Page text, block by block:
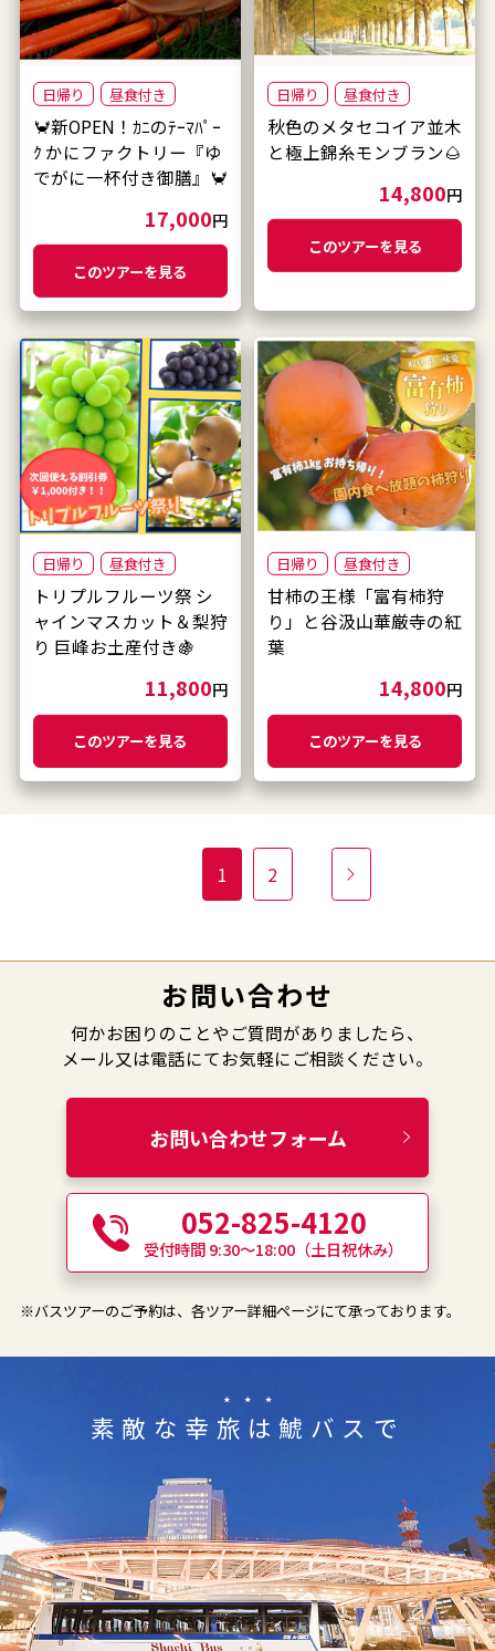
日帰り 昼食付き
🦀新OPEN！ｶﾆのﾃｰﾏﾊﾟｰ
ｸ かにファクトリー『ゆ
でがに一杯付き御膳』🦀
17,000円
このツアーを見る
日帰り 昼食付き
秋色のメタセコイア並木
と極上錦糸モンブラン🌰
14,800円
このツアーを見る
日帰り 昼食付き
トリプルフルーツ祭 シ
ャインマスカット＆梨狩
り 巨峰お土産付き🍇
11,800円
このツアーを見る
日帰り 昼食付き
甘柿の王様「富有柿狩
り」と谷汲山華厳寺の紅
葉
14,800円
このツアーを見る
1 2
お問い合わせ
何かお困りのことやご質問がありましたら、
メール又は電話にてお気軽にご相談ください。
お問い合わせフォーム
052-825-4120
受付時間 9:30〜18:00（土日祝休み）
※バスツアーのご予約は、各ツアー詳細ページにて承っております。
素敵な幸旅は鯱バスで